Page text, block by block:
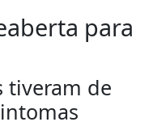
para
tiveram de